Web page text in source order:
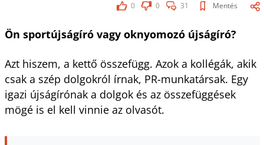
0 0 31 Mentés
Ön sportújságíró vagy oknyomozó újságíró?
Azt hiszem, a kettő összefügg. Azok a kollégák, akik
csak a szép dolgokról írnak, PR-munkatársak. Egy
igazi újságírónak a dolgok és az összefüggések
mögé is el kell vinnie az olvasót.